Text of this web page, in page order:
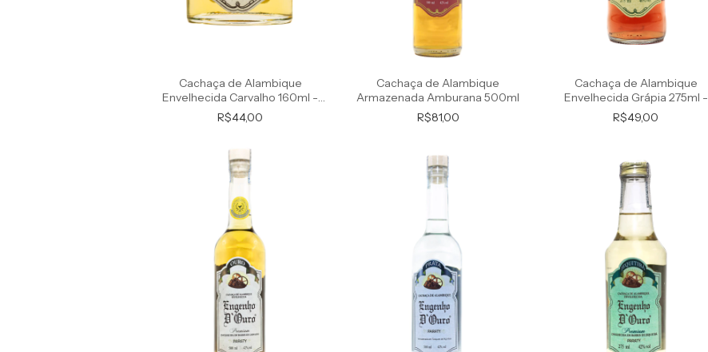
Cachaça de Alambique
Envelhecida Carvalho 160ml -
Premium
R$44,00
Cachaça de Alambique
Armazenada Amburana 500ml
R$81,00
Cachaça de Alambique
Envelhecida Grápia 275ml -
Premium
R$49,00